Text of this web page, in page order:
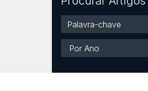
Palavra-
chave
Ano